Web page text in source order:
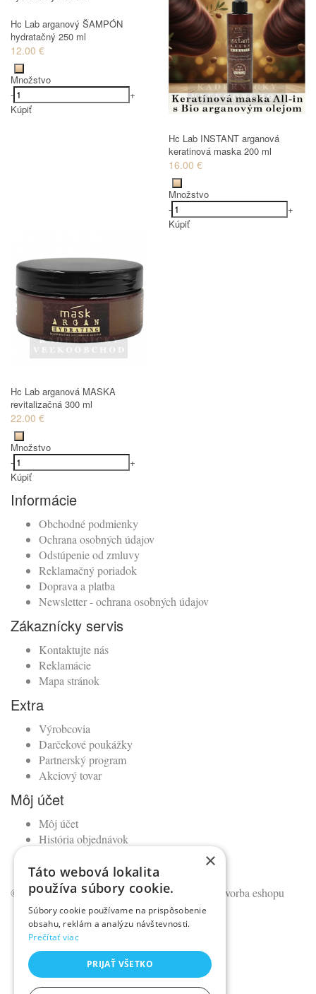
Hc Lab arganový ŠAMPÓN
hydratačný 250 ml
12.00 €
Množstvo
-
+
Kúpiť
Hc Lab INSTANT arganová
keratinová maska 200 ml
16.00 €
Množstvo
-
+
Kúpiť
Hc Lab arganová MASKA
revitalizačná 300 ml
22.00 €
Množstvo
-
+
Kúpiť
Informácie
Obchodné podmienky
Ochrana osobných údajov
Odstúpenie od zmluvy
Reklamačný poriadok
Doprava a platba
Newsletter - ochrana osobných údajov
Zákaznícky servis
Kontaktujte nás
Reklamácie
Mapa stránok
Extra
Výrobcovia
Darčekové poukážky
Partnerský program
Akciový tovar
Môj účet
Môj účet
História objednávok
Novinky
© Kadernícky veľkoobchod •NajReklama.sk - tvorba eshopu
×
Táto webová lokalita
používa súbory cookie.
Súbory cookie používame na prispôsobenie
obsahu, reklám a analýzu návštevnosti.
Prečítať viac
PRIJAŤ VŠETKO